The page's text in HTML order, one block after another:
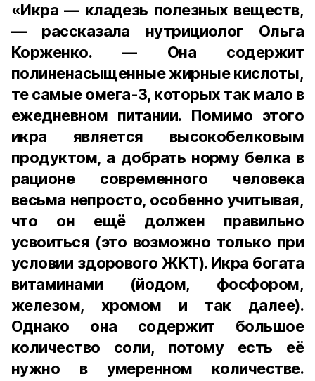
«Икра — кладезь полезных веществ,
— рассказала нутрициолог Ольга
Корженко. — Она содержит
полиненасыщенные жирные кислоты,
те самые омега-3, которых так мало в
ежедневном питании. Помимо этого
икра является высокобелковым
продуктом, а добрать норму белка в
рационе современного человека
весьма непросто, особенно учитывая,
что он ещё должен правильно
усвоиться (это возможно только при
условии здорового ЖКТ). Икра богата
витаминами (йодом, фосфором,
железом, хромом и так далее).
Однако она содержит большое
количество соли, потому есть её
нужно в умеренном количестве.